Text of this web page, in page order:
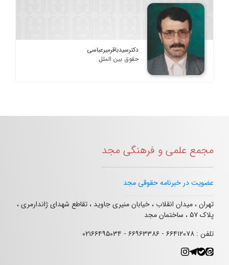
دکترسیدباقرمیرعباسی
حقوق بین الملل
مجمع علمی و فرهنگی مجد
عضویت در خبرنامه حقوقی مجد
تهران ، میدان انقلاب ، خیابان منیری جاوید ، تقاطع شهدای ژاندارمری ،
پلاک ۵۷ ، ساختمان مجد
تلفن : ۶۶۴۱۲۰۷۸ - ۶۶۹۶۳۳۸۶ - ۰۲۱۶۶۴۹۵۰۳۴